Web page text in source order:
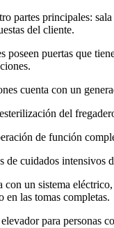
partes principales:
del cliente.
poseen puertas que
cuenta con un
del
de función
de cuidados
un sistema
las tomas completas.
para personas